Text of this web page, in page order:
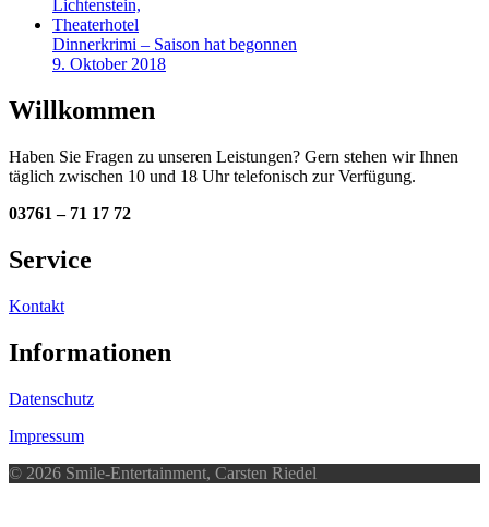
Dinnerkrimi – Saison hat begonnen
9. Oktober 2018
Willkommen
Haben Sie Fragen zu unseren Leistungen? Gern stehen wir Ihnen
täglich zwischen 10 und 18 Uhr telefonisch zur Verfügung.
03761 – 71 17 72
Service
Kontakt
Informationen
Datenschutz
Impressum
© 2026 Smile-Entertainment, Carsten Riedel